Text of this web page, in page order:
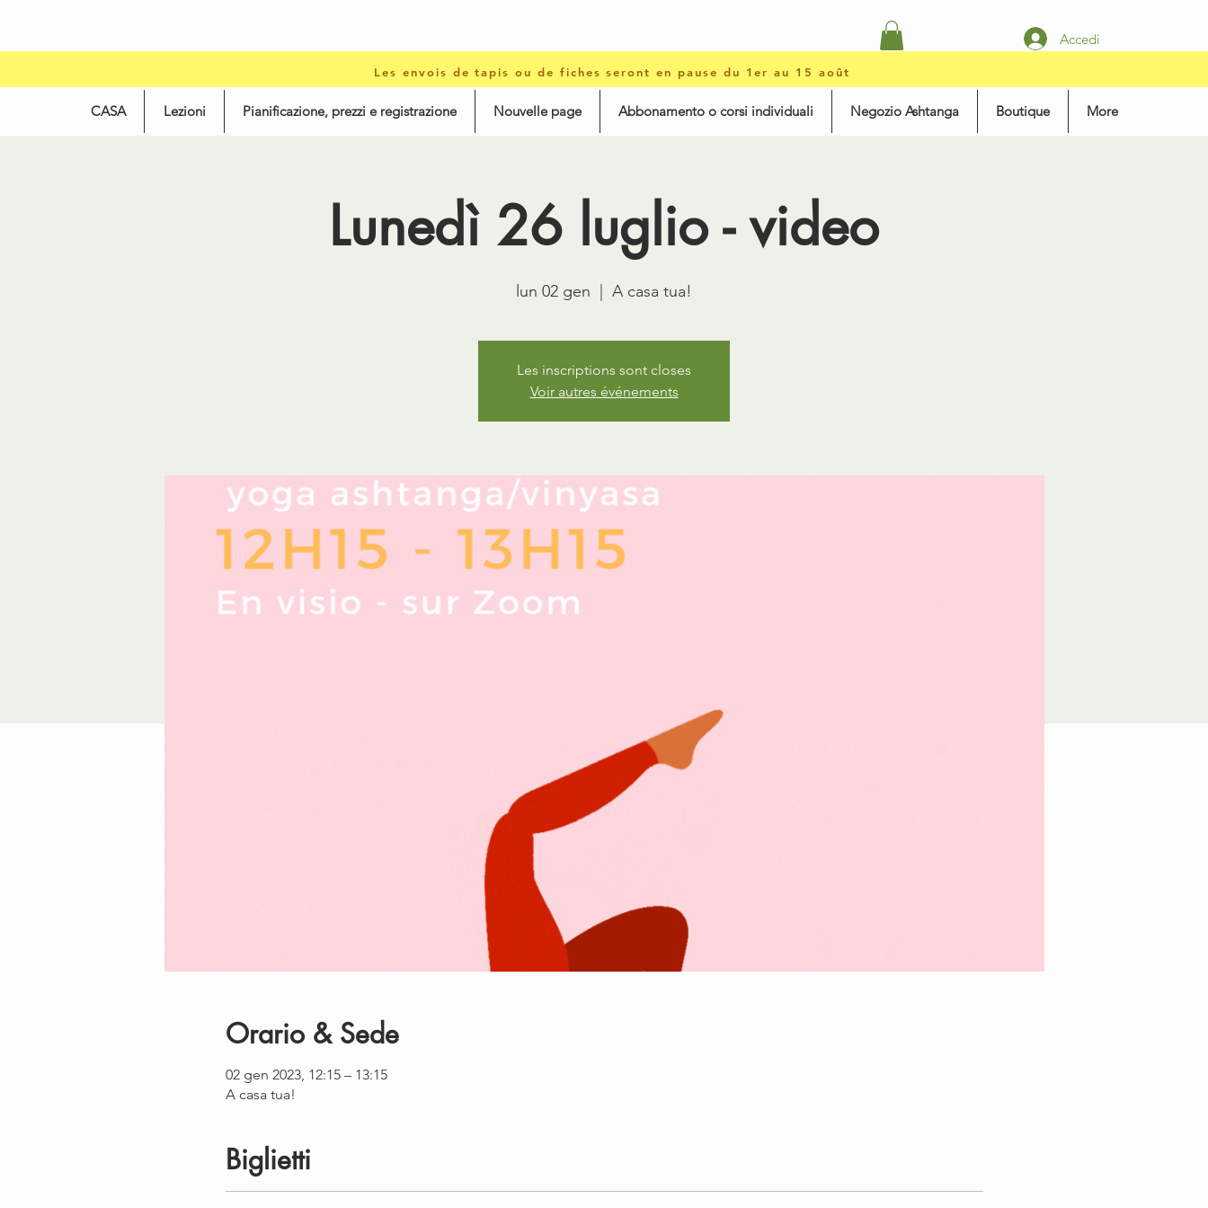
Accedi
Les envois de tapis ou de fiches seront en pause du 1er au 15 août
CASA Lezioni Pianificazione, prezzi e registrazione Nouvelle page Abbonamento o corsi individuali Negozio Ashtanga Boutique More
Lunedì 26 luglio - video
lun 02 gen A casa tua!
Les inscriptions sont closes
Voir autres événements
Orario & Sede
02 gen 2023, 12:15 – 13:15
A casa tua!
Biglietti